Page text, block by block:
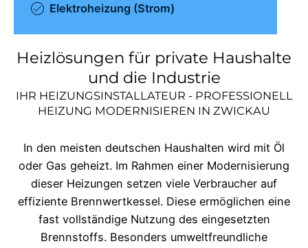
Elektroheizung (Strom)
Heizlösungen für private Haushalte
und die Industrie
IHR HEIZUNGSINSTALLATEUR - PROFESSIONELL
HEIZUNG MODERNISIEREN IN ZWICKAU
In den meisten deutschen Haushalten wird mit Öl
oder Gas geheizt. Im Rahmen einer Modernisierung
dieser Heizungen setzen viele Verbraucher auf
effiziente Brennwertkessel. Diese ermöglichen eine
fast vollständige Nutzung des eingesetzten
Brennstoffs. Besonders umweltfreundliche